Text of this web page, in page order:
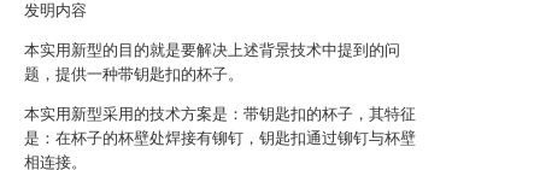
发明内容
本实用新型的目的就是要解决上述背景技术中提到的问
题，提供一种带钥匙扣的杯子。
本实用新型采用的技术方案是：带钥匙扣的杯子，其特征
是：在杯子的杯壁处焊接有铆钉，钥匙扣通过铆钉与杯壁
相连接。